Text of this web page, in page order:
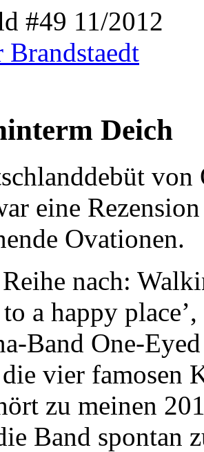
#49 11/2012
Brandstaedt
Deich
eine
Ovationen.
nach:
a happy
Band One-
vier famosen
zu meinen
Band spontan